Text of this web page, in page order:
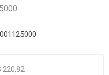
220,82